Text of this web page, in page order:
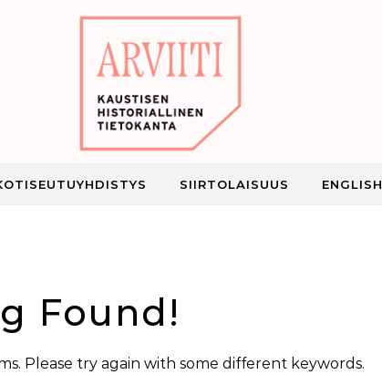
Kaustisen historiallinen tietokanta
SIIRTOLAISUUS ENGLISH
Found!
Please try again with some different keywords.